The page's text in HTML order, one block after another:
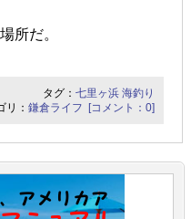
所だ。
タグ：七里ヶ浜 海釣り
リ：鎌倉ライフ [コメント：0]